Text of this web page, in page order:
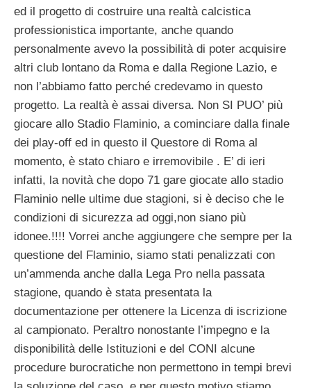
ed il progetto di costruire una realtà calcistica
professionistica importante, anche quando
personalmente avevo la possibilità di poter acquisire
altri club lontano da Roma e dalla Regione Lazio, e
non l’abbiamo fatto perché credevamo in questo
progetto. La realtà è assai diversa. Non SI PUO’ più
giocare allo Stadio Flaminio, a cominciare dalla finale
dei play-off ed in questo il Questore di Roma al
momento, è stato chiaro e irremovibile . E’ di ieri
infatti, la novità che dopo 71 gare giocate allo stadio
Flaminio nelle ultime due stagioni, si è deciso che le
condizioni di sicurezza ad oggi,non siano più
idonee.!!!! Vorrei anche aggiungere che sempre per la
questione del Flaminio, siamo stati penalizzati con
un’ammenda anche dalla Lega Pro nella passata
stagione, quando è stata presentata la
documentazione per ottenere la Licenza di iscrizione
al campionato. Peraltro nonostante l’impegno e la
disponibilità delle Istituzioni e del CONI alcune
procedure burocratiche non permettono in tempi brevi